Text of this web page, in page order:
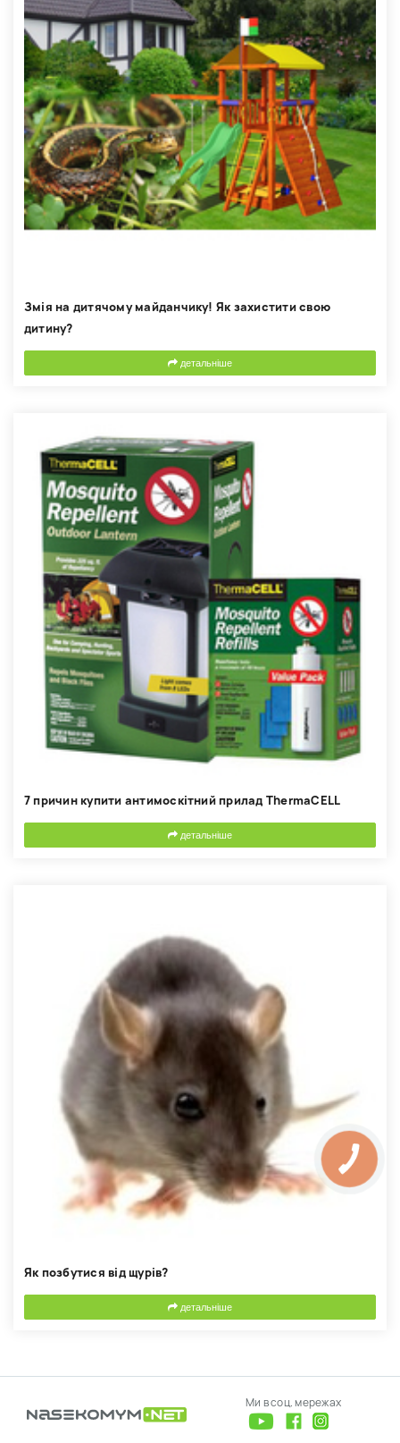
Змія на дитячому майданчику! Як захистити свою
дитину?
детальніше
7 причин купити антимоскітний прилад ThermaCELL
детальніше
Як позбутися від щурів?
детальніше
Ми в соц. мережах